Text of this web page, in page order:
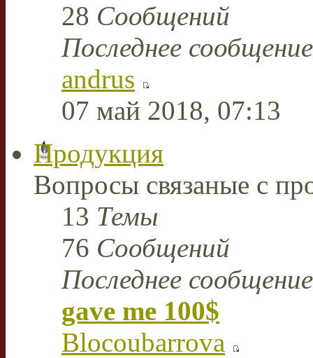
28 Сообщений
Последнее сообщение
andrus
07 май 2018, 07:13
Продукция
Вопросы связаные с
13 Темы
76 Сообщений
Последнее сообщение
gave me 100$
Blocoubarrova